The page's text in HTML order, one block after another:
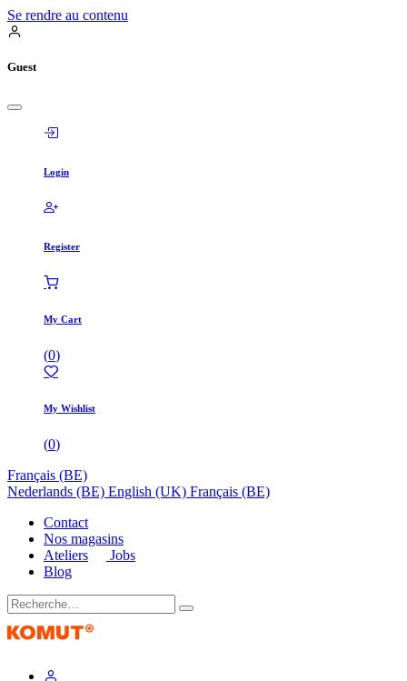
Se rendre au contenu
Guest
Login
Register
My Cart
(0)
My Wishlist
(0)
Français (BE)
Nederlands (BE) English (UK) Français (BE)
Contact
Nos magasins
Ateliers
Jobs
Blog